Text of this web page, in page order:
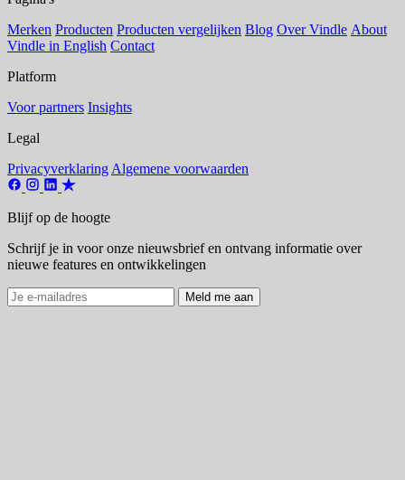
Merken Producten Producten vergelijken Blog Over Vindle About
Vindle in English Contact
Platform
Voor partners Insights
Legal
Privacyverklaring Algemene voorwaarden
Blijf op de hoogte
Schrijf je in voor onze nieuwsbrief en ontvang informatie over
nieuwe features en ontwikkelingen
Meld me aan